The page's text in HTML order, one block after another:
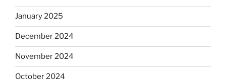
January 2025
December 2024
November 2024
October 2024